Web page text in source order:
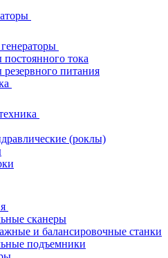
постоянного тока
резервного питания
(роклы)
сканеры
и балансировочные станки
подъемники